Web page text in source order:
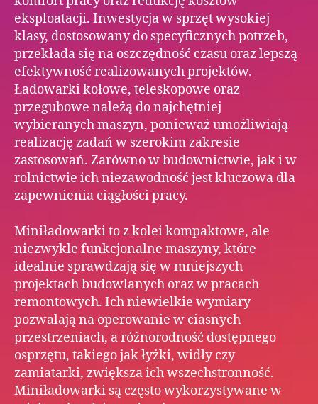
eksploatacji. Inwestycja w sprzęt wysokiej
klasy, dostosowany do specyficznych potrzeb,
przekłada się na oszczędność czasu oraz lepszą
efektywność realizowanych projektów.
Ładowarki kołowe, teleskopowe oraz
przegubowe należą do najchętniej
wybieranych maszyn, ponieważ umożliwiają
realizację zadań w szerokim zakresie
zastosowań. Zarówno w budownictwie, jak i w
rolnictwie ich niezawodność jest kluczowa dla
zapewnienia ciągłości pracy.
Miniładowarki to z kolei kompaktowe, ale
niezwykle funkcjonalne maszyny, które
idealnie sprawdzają się w mniejszych
projektach budowlanych oraz w pracach
remontowych. Ich niewielkie wymiary
pozwalają na operowanie w ciasnych
przestrzeniach, a różnorodność dostępnego
osprzętu, takiego jak łyżki, widły czy
zamiatarki, zwiększa ich wszechstronność.
Miniładowarki są często wykorzystywane w